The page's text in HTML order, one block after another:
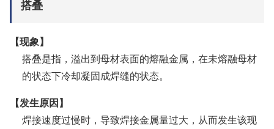
搭叠
【现象】
搭叠是指，溢出到母材表面的熔融金属，在未熔融母材
的状态下冷却凝固成焊缝的状态。
【发生原因】
焊接速度过慢时，导致焊接金属量过大，从而发生该现